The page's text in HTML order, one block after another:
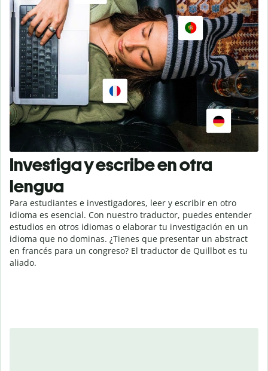
Investiga y escribe en otra
lengua
Para estudiantes e investigadores, leer y escribir en otro
idioma es esencial. Con nuestro traductor, puedes entender
estudios en otros idiomas o elaborar tu investigación en un
idioma que no dominas. ¿Tienes que presentar un abstract
en francés para un congreso? El traductor de Quillbot es tu
aliado.